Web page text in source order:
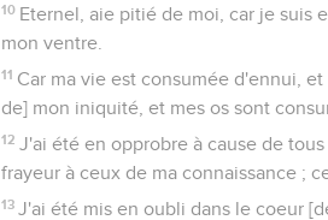
10 Eternel, aie pitié de moi, car je suis
mon ventre.
11 Car ma vie est consumée d'ennui,
de] mon iniquité, et mes os sont
12 J'ai été en opprobre à cause de
frayeur à ceux de ma connaissance ;
13 J'ai été mis en oubli dans le coeur